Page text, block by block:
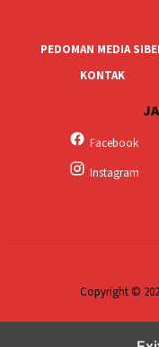
PEDOMAN MEDIA
KONTAK
Facebook
Instagram
Copyright ©